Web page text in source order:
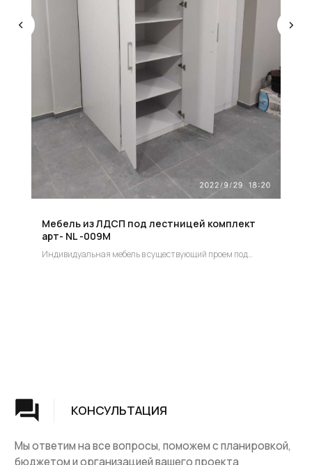
Мебель из ЛДСП под лестницей комплект
арт- NL -009М
Индивидуальная мебель в существующий проем под
Опытные специалисты помогут Вам с дизайном
проекта, подберут нужные материалы и крепежи
Мы ответим на все вопросы, поможем с планировкой,
бюджетом и организацией вашего проекта
УСТАНОВКА
Мы предоставляем полную установку и сборку
лестницы с доставкой и гарантией на продукт
О компании
Скидки и акции
На металокаркасе
Мебель